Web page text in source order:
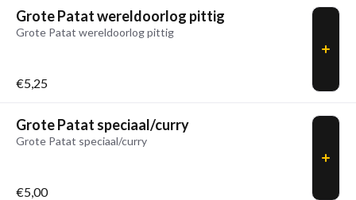
Grote Patat wereldoorlog pittig
Grote Patat wereldoorlog pittig
€5,25
Grote Patat speciaal/curry
Grote Patat speciaal/curry
€5,00